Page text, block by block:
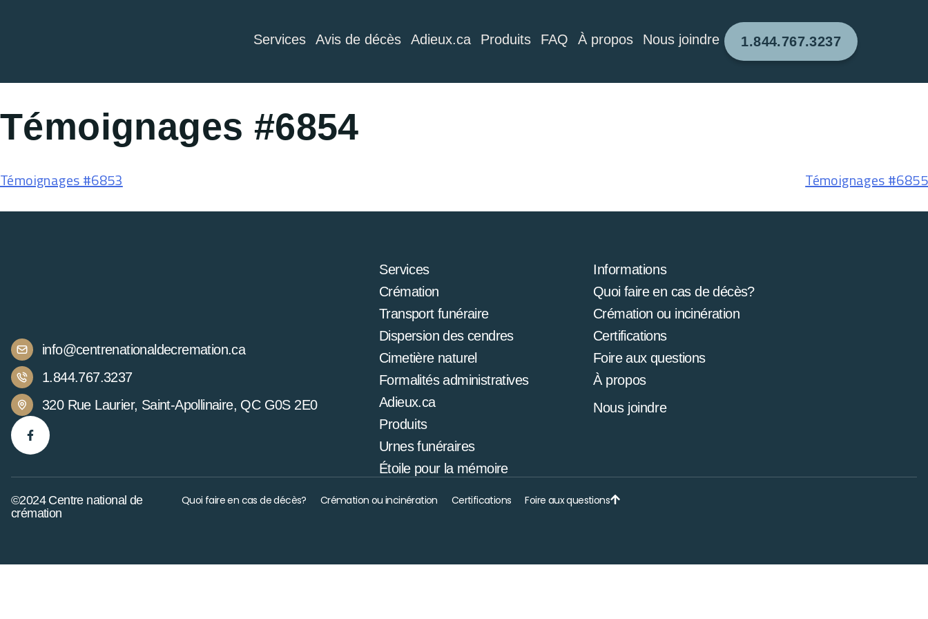
Services Avis de décès Adieux.ca Produits FAQ À propos Nous joindre 1.844.767.3237
Témoignages #6854
Témoignages #6853 Témoignages #6855
info@centrenationaldecremation.ca
1.844.767.3237
320 Rue Laurier, Saint-Apollinaire, QC G0S 2E0
Services
Crémation
Transport funéraire
Dispersion des cendres
Cimetière naturel
Formalités administratives
Adieux.ca
Produits
Urnes funéraires
Étoile pour la mémoire
Informations
Quoi faire en cas de décès?
Crémation ou incinération
Certifications
Foire aux questions
À propos
Nous joindre
©2024 Centre national de
crémation
Quoi faire en cas de décès? Crémation ou incinération Certifications Foire aux questions